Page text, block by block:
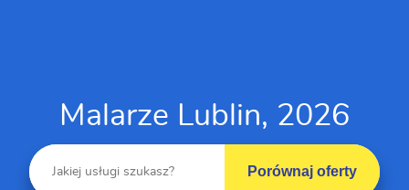
Malarze Lublin, 2026
Porównaj oferty